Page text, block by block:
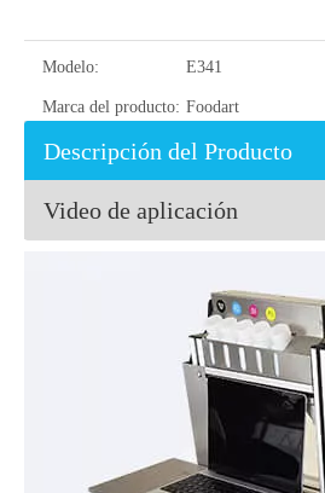
Modelo: E341
Marca del producto: Foodart
Descripción del Producto
Video de aplicación